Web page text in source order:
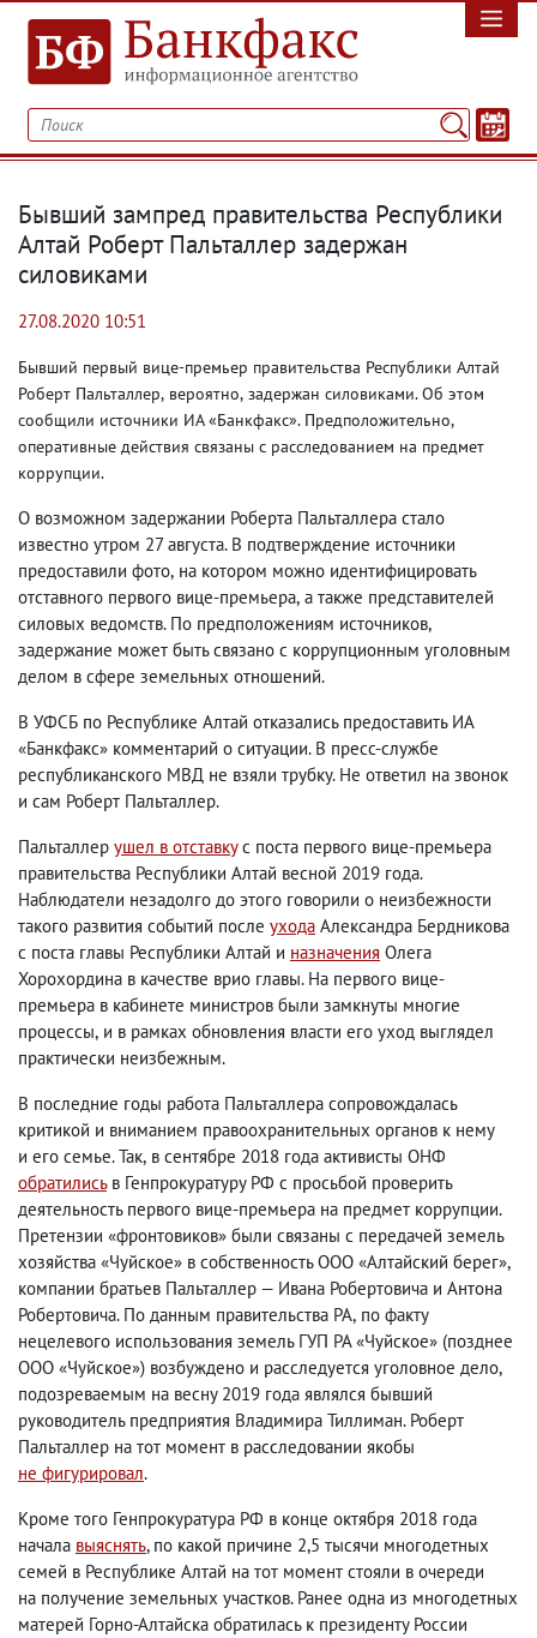
Бывший зампред правительства Республики
Алтай Роберт Пальталлер задержан
силовиками
27.08.2020 10:51
Бывший первый вице-премьер правительства Республики Алтай
Роберт Пальталлер, вероятно, задержан силовиками. Об этом
сообщили источники ИА «Банкфакс». Предположительно,
оперативные действия связаны с расследованием на предмет
коррупции.
О возможном задержании Роберта Пальталлера стало
известно утром 27 августа. В подтверждение источники
предоставили фото, на котором можно идентифицировать
отставного первого вице-премьера, а также представителей
силовых ведомств. По предположениям источников,
задержание может быть связано с коррупционным уголовным
делом в сфере земельных отношений.
В УФСБ по Республике Алтай отказались предоставить ИА
«Банкфакс» комментарий о ситуации. В пресс-службе
республиканского МВД не взяли трубку. Не ответил на звонок
и сам Роберт Пальталлер.
Пальталлер ушел в отставкус поста первого вице-премьера
правительства Республики Алтай весной 2019 года.
Наблюдатели незадолго до этого говорили о неизбежности
такого развития событий после ухода Александра Бердникова
с поста главы Республики Алтай и назначения Олега
Хорохордина в качестве врио главы. На первого вице-
премьера в кабинете министров были замкнуты многие
процессы, и в рамках обновления власти его уход выглядел
практически неизбежным.
В последние годы работа Пальталлера сопровождалась
критикой и вниманием правоохранительных органов к нему
и его семье. Так, в сентябре 2018 года активисты ОНФ
обратилисьв Генпрокуратуру РФ с просьбой проверить
деятельность первого вице-премьера на предмет коррупции.
Претензии «фронтовиков» были связаны с передачей земель
хозяйства «Чуйское» в собственность ООО «Алтайский берег»,
компании братьев Пальталлер — Ивана Робертовича и Антона
Робертовича. По данным правительства РА, по факту
нецелевого использования земель ГУП РА «Чуйское» (позднее
ООО «Чуйское») возбуждено и расследуется уголовное дело,
подозреваемым на весну 2019 года являлся бывший
руководитель предприятия Владимира Тиллиман. Роберт
Пальталлер на тот момент в расследовании якобы
не фигурировал.
Кроме того Генпрокуратура РФ в конце октября 2018 года
начала выяснять, по какой причине 2,5 тысячи многодетных
семей в Республике Алтай на тот момент стояли в очереди
на получение земельных участков. Ранее одна из многодетных
матерей Горно-Алтайска обратилась к президенту России